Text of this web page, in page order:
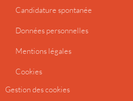
Candidature spontanée
Données personnelles
Mentions légales
Cookies
Gestion des cookies